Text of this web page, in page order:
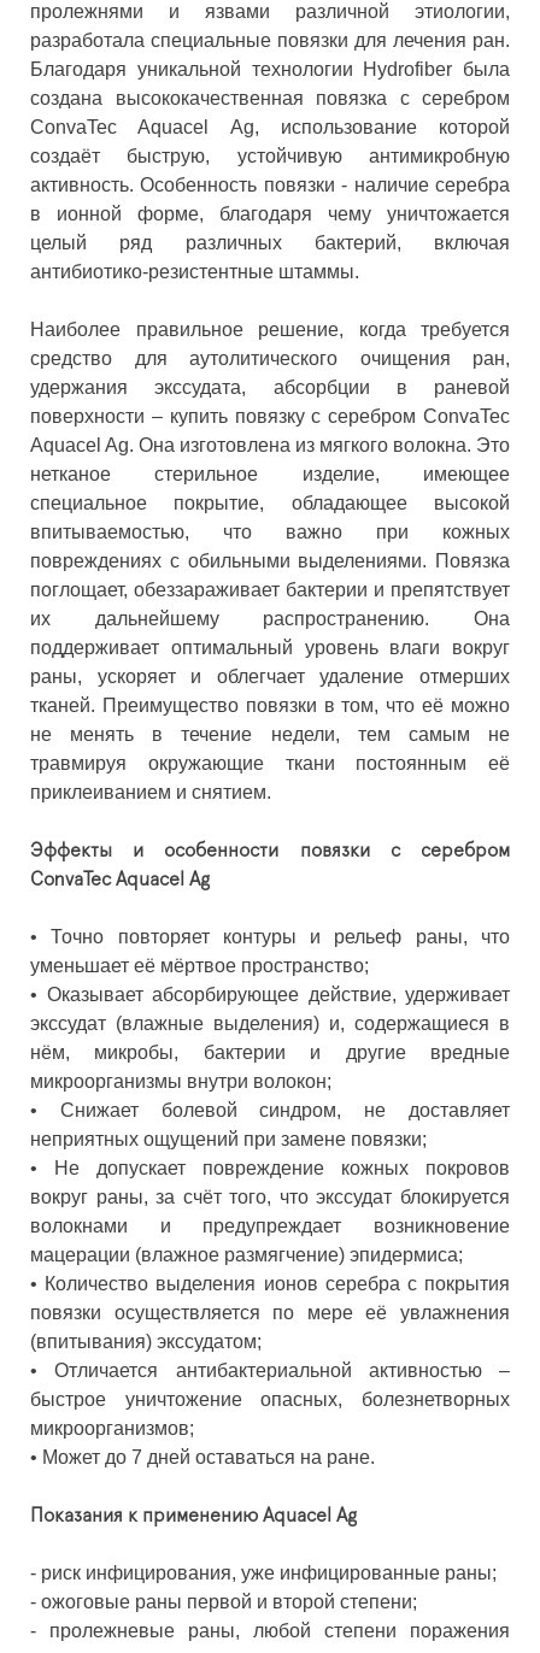
пролежнями и язвами различной этиологии,
разработала специальные повязки для лечения ран.
Благодаря уникальной технологии Hydrofiber была
создана высококачественная повязка с серебром
ConvaTec Aquacel Ag, использование которой
создаёт быструю, устойчивую антимикробную
активность. Особенность повязки - наличие серебра
в ионной форме, благодаря чему уничтожается
целый ряд различных бактерий, включая
антибиотико-резистентные штаммы.
Наиболее правильное решение, когда требуется
средство для аутолитического очищения ран,
удержания экссудата, абсорбции в раневой
поверхности – купить повязку с серебром ConvaTec
Aquacel Ag. Она изготовлена из мягкого волокна. Это
нетканое стерильное изделие, имеющее
специальное покрытие, обладающее высокой
впитываемостью, что важно при кожных
повреждениях с обильными выделениями. Повязка
поглощает, обеззараживает бактерии и препятствует
их дальнейшему распространению. Она
поддерживает оптимальный уровень влаги вокруг
раны, ускоряет и облегчает удаление отмерших
тканей. Преимущество повязки в том, что её можно
не менять в течение недели, тем самым не
травмируя окружающие ткани постоянным её
приклеиванием и снятием.
Эффекты и особенности повязки с серебром
ConvaTec Aquacel Ag
• Точно повторяет контуры и рельеф раны, что
уменьшает её мёртвое пространство;
• Оказывает абсорбирующее действие, удерживает
экссудат (влажные выделения) и, содержащиеся в
нём, микробы, бактерии и другие вредные
микроорганизмы внутри волокон;
• Снижает болевой синдром, не доставляет
неприятных ощущений при замене повязки;
• Не допускает повреждение кожных покровов
вокруг раны, за счёт того, что экссудат блокируется
волокнами и предупреждает возникновение
мацерации (влажное размягчение) эпидермиса;
• Количество выделения ионов серебра с покрытия
повязки осуществляется по мере её увлажнения
(впитывания) экссудатом;
• Отличается антибактериальной активностью –
быстрое уничтожение опасных, болезнетворных
микроорганизмов;
• Может до 7 дней оставаться на ране.
Показания к применению Aquacel Ag
- риск инфицирования, уже инфицированные раны;
- ожоговые раны первой и второй степени;
- пролежневые раны, любой степени поражения